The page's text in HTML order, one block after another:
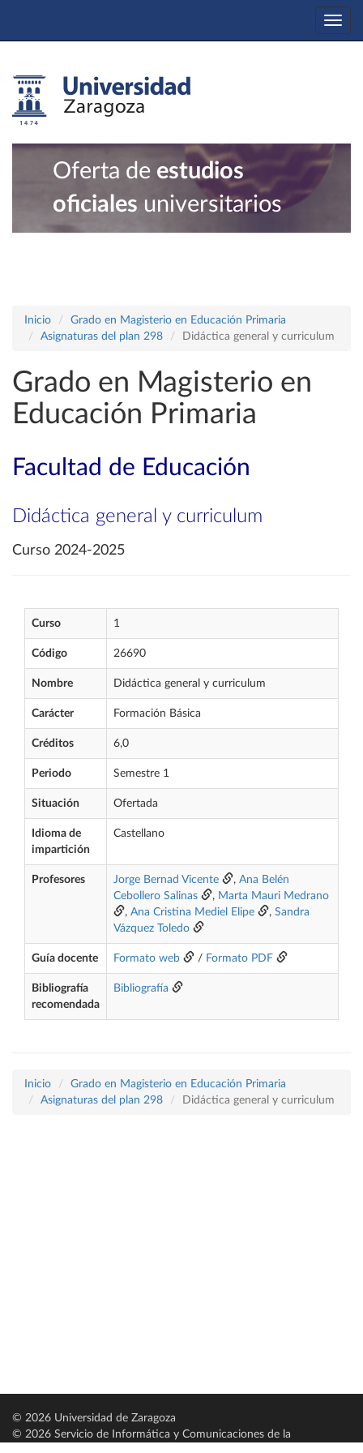
Oferta de estudios
oficiales universitarios
Inicio
Grado en Magisterio en Educación Primaria
Asignaturas del plan 298
Didáctica general y curriculum
Grado en Magisterio en
Educación Primaria
Facultad de Educación
Didáctica general y curriculum
Curso 2024-2025
Curso 1
Código 26690
Nombre Didáctica general y curriculum
Carácter Formación Básica
Créditos 6,0
Periodo Semestre 1
Situación Ofertada
Idioma de
impartición
Castellano
Profesores Jorge Bernad Vicente , Ana Belén
Cebollero Salinas
, Marta Mauri Medrano
, Ana Cristina Mediel Elipe , Sandra
Vázquez Toledo
Guía docente Formato web / Formato PDF
Bibliografía
recomendada
Bibliografía
Inicio
Grado en Magisterio en Educación Primaria
Asignaturas del plan 298
Didáctica general y curriculum
© 2026 Universidad de Zaragoza
© 2026 Servicio de Informática y Comunicaciones de la